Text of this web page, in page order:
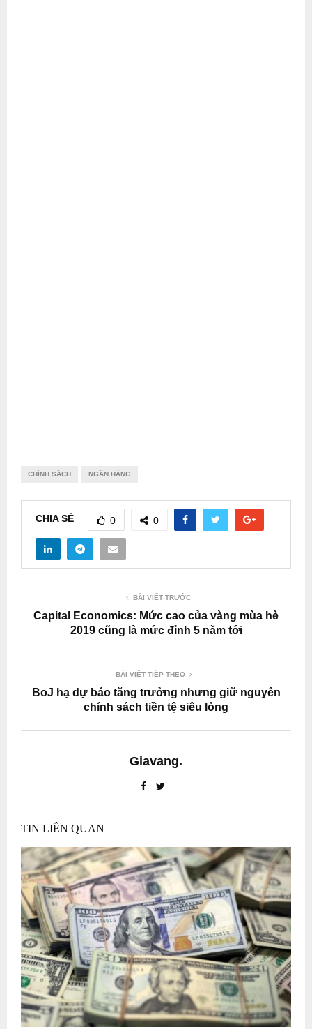
CHÍNH SÁCH NGÂN HÀNG
CHIA SẺ 0 0
BÀI VIẾT TRƯỚC
Capital Economics: Mức cao của vàng mùa hè
2019 cũng là mức đỉnh 5 năm tới
BÀI VIẾT TIẾP THEO
BoJ hạ dự báo tăng trưởng nhưng giữ nguyên
chính sách tiền tệ siêu lỏng
Giavang.
TIN LIÊN QUAN